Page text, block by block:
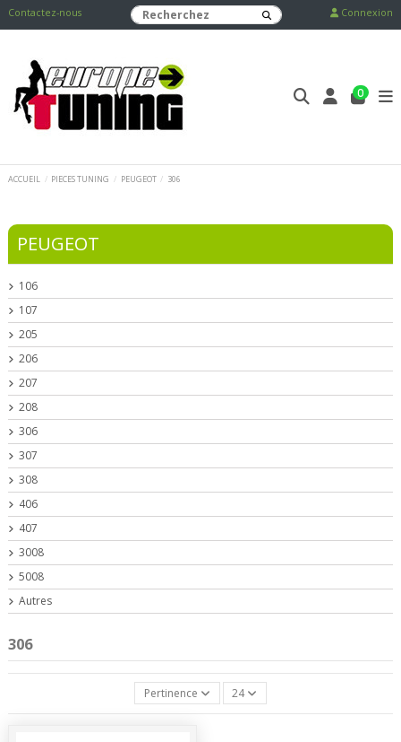
Contactez-nous Connexion
0
ACCUEIL PIECES TUNING PEUGEOT 306
306
Pertinence 24
PEUGEOT
106
107
205
206
207
208
306
307
308
406
407
3008
5008
Autres